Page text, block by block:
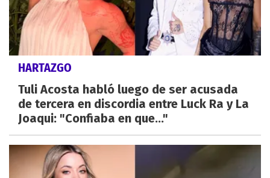
HARTAZGO
Tuli Acosta habló luego de ser acusada
de tercera en discordia entre Luck Ra y La
Joaqui: "Confiaba en que..."